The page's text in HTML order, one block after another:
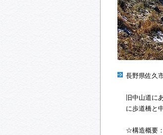
長野県佐久
旧中山道に
に歩道橋と
☆構造概要：